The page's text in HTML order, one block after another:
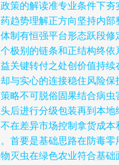
策的解读准专业条件下
趋势理解正方向坚持内
制有恒强平台形态跃段
极别的链条和正结构终
关键转付之处创价值持
与实心的连接稳住风险
略不可脱俗固果结合病
后进行分级包装再到本地
在差异市场控制拿货成
首要是基础思路在防毒
灭虫在绿色农业符合基